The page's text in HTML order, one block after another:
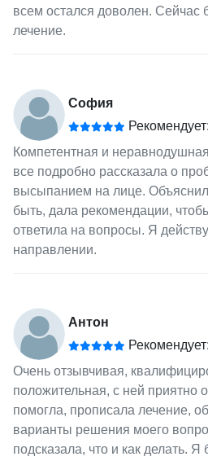
всем остался доволен. Сейчас
лечение.
София
Компетентная и
все подробно рассказала о
высыпанием на лице.
быть, дала рекомендации,
ответила на вопросы. Я
направлении.
Антон
Очень отзывчивая,
положительная, с ней приятно
помогла, прописала лечение,
варианты решения моего
подсказала, что и как делать.